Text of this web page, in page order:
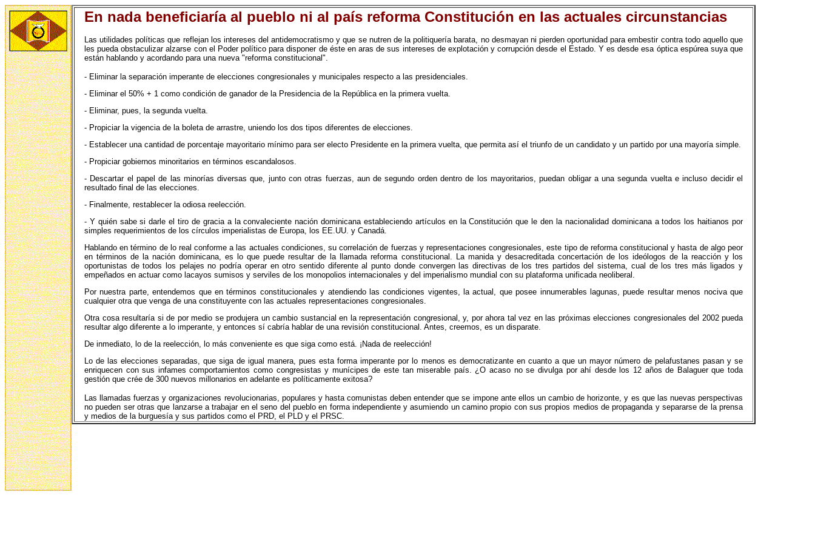
En nada beneficiaría al pueblo ni al país reforma Constitución en las actuales circunstancias
Las utilidades políticas que reflejan los intereses del antidemocratismo y que se nutren de la politiquería barata, no desmayan ni pierden oportunidad para embestir contra todo aquello que
les pueda obstaculizar alzarse con el Poder político para disponer de éste en aras de sus intereses de explotación y corrupción desde el Estado. Y es desde esa óptica espúrea suya que
están hablando y acordando para una nueva "reforma constitucional".
- Eliminar la separación imperante de elecciones congresionales y municipales respecto a las presidenciales.
- Eliminar el 50% + 1 como condición de ganador de la Presidencia de la República en la primera vuelta.
- Eliminar, pues, la segunda vuelta.
- Propiciar la vigencia de la boleta de arrastre, uniendo los dos tipos diferentes de elecciones.
- Establecer una cantidad de porcentaje mayoritario mínimo para ser electo Presidente en la primera vuelta, que permita así el triunfo de un candidato y un partido por una mayoría simple.
- Propiciar gobiernos minoritarios en términos escandalosos.
- Descartar el papel de las minorías diversas que, junto con otras fuerzas, aun de segundo orden dentro de los mayoritarios, puedan obligar a una segunda vuelta e incluso decidir el
resultado final de las elecciones.
- Finalmente, restablecer la odiosa reelección.
- Y quién sabe si darle el tiro de gracia a la convaleciente nación dominicana estableciendo artículos en la Constitución que le den la nacionalidad dominicana a todos los haitianos por
simples requerimientos de los círculos imperialistas de Europa, los EE.UU. y Canadá.
Hablando en término de lo real conforme a las actuales condiciones, su correlación de fuerzas y representaciones congresionales, este tipo de reforma constitucional y hasta de algo peor
en términos de la nación dominicana, es lo que puede resultar de la llamada reforma constitucional. La manida y desacreditada concertación de los ideólogos de la reacción y los
oportunistas de todos los pelajes no podría operar en otro sentido diferente al punto donde convergen las directivas de los tres partidos del sistema, cual de los tres más ligados y
empeñados en actuar como lacayos sumisos y serviles de los monopolios internacionales y del imperialismo mundial con su plataforma unificada neoliberal.
Por nuestra parte, entendemos que en términos constitucionales y atendiendo las condiciones vigentes, la actual, que posee innumerables lagunas, puede resultar menos nociva que
cualquier otra que venga de una constituyente con las actuales representaciones congresionales.
Otra cosa resultaría si de por medio se produjera un cambio sustancial en la representación congresional, y, por ahora tal vez en las próximas elecciones congresionales del 2002 pueda
resultar algo diferente a lo imperante, y entonces sí cabría hablar de una revisión constitucional. Antes, creemos, es un disparate.
De inmediato, lo de la reelección, lo más conveniente es que siga como está. ¡Nada de reelección!
Lo de las elecciones separadas, que siga de igual manera, pues esta forma imperante por lo menos es democratizante en cuanto a que un mayor número de pelafustanes pasan y se
enriquecen con sus infames comportamientos como congresistas y munícipes de este tan miserable país. ¿O acaso no se divulga por ahí desde los 12 años de Balaguer que toda
gestión que crée de 300 nuevos millonarios en adelante es políticamente exitosa?
Las llamadas fuerzas y organizaciones revolucionarias, populares y hasta comunistas deben entender que se impone ante ellos un cambio de horizonte, y es que las nuevas perspectivas
no pueden ser otras que lanzarse a trabajar en el seno del pueblo en forma independiente y asumiendo un camino propio con sus propios medios de propaganda y separarse de la prensa
y medios de la burguesía y sus partidos como el PRD, el PLD y el PRSC.